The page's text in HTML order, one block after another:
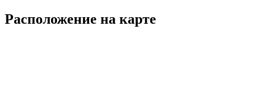
Расположение на карте